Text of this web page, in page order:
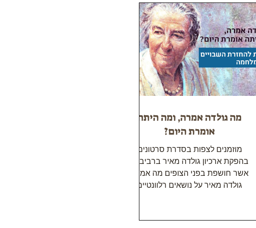
מה גולדה אמרה, ומה היתה
אומרת היום?
מוזמנים לצפות בסדרת סרטונים
בהפקת ארכיון גולדה מאיר ברביבים,
אשר חושפת בפני הצופים מה אמרה
גולדה מאיר על נושאים רלוונטיים